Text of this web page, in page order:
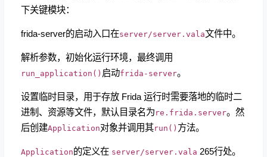
下关键模块：
frida-server的启动入口在server/server.vala文件中。
解析参数，初始化运行环境，最终调用
run_application() 启动frida-server。
设置临时目录，用于存放 Frida 运行时需要落地的临时二
进制、资源等文件，默认目录名为re.frida.server。然
后创建Application对象并调用其run() 方法。
Application的定义在 server/server.vala 265行处。